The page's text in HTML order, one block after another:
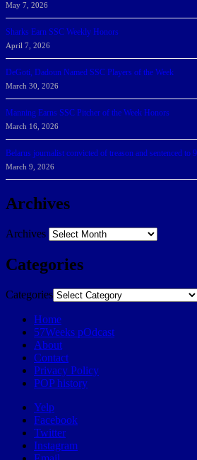
May 7, 2026
Sharks Earn SSC Weekly Honors
April 7, 2026
DeGoti, Dadoun Named SSC Players of the Week
March 30, 2026
Manning Earns SSC Pitcher of the Week Honors
March 16, 2026
Belarus journalist convicted of treason and sentenced to
March 9, 2026
Archives
Archives
Categories
Categories
Home
57Weeks pOdcast
About
Contact
Privacy Policy
POP history
Yelp
Facebook
Twitter
Instagram